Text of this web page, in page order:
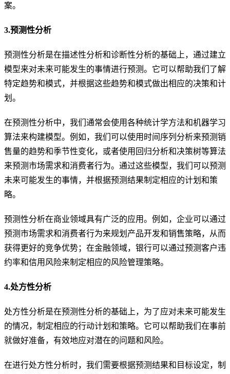
案。
3.预测性分析
预测性分析是在描述性分析和诊断性分析的基础上，通过建立
模型来对未来可能发生的事情进行预测。它可以帮助我们了解
特定趋势和模式，并根据这些趋势和模式做出相应的决策和计
划。
在预测性分析中，我们通常会使用各种统计学方法和机器学习
算法来构建模型。例如，我们可以使用时间序列分析来预测销
售量的趋势和季节性变化，或者使用回归分析和决策树等算法
来预测市场需求和消费者行为。通过这些模型，我们可以预测
未来可能发生的事情，并根据预测结果制定相应的计划和策
略。
预测性分析在商业领域具有广泛的应用。例如，企业可以通过
预测市场需求和消费者行为来规划产品开发和销售策略，从而
获得更好的竞争优势；在金融领域，银行可以通过预测客户违
约率和信用风险来制定相应的风险管理策略。
4.处方性分析
处方性分析是在预测性分析的基础上，为了应对未来可能发生
的情况，制定相应的行动计划和策略。它可以帮助我们在事前
就做好准备，有效地应对潜在的问题和风险。
在进行处方性分析时，我们需要根据预测结果和目标设定，制